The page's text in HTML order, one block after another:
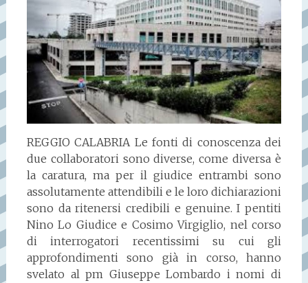
REGGIO CALABRIA Le fonti di conoscenza dei
due collaboratori sono diverse, come diversa è
la caratura, ma per il giudice entrambi sono
assolutamente attendibili e le loro dichiarazioni
sono da ritenersi credibili e genuine. I pentiti
Nino Lo Giudice e Cosimo Virgiglio, nel corso
di interrogatori recentissimi su cui gli
approfondimenti sono già in corso, hanno
svelato al pm Giuseppe Lombardo i nomi di